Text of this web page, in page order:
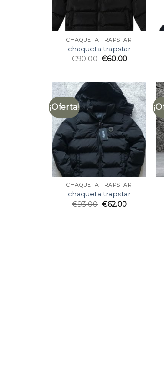
CHAQUETA TRAPSTAR
chaqueta trapstar
€90.00 €60.00
¡Oferta!
CHAQUETA TRAPSTAR
chaqueta trapstar
€93.00 €62.00